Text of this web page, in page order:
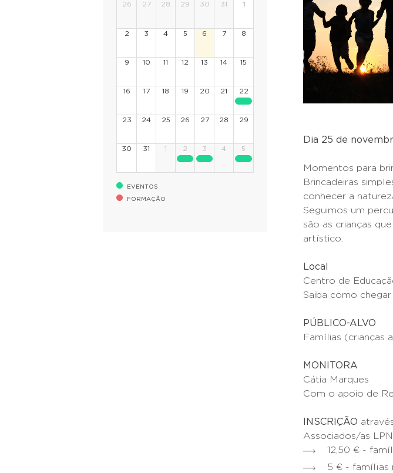
26 27 28 29 30 31 1
2 3 4 5 6 7 8
9 10 11 12 13 14 15
16 17 18 19 20 21 22
23 24 25 26 27 28 29
30 31 1 2 3 4 5
EVENTOS
FORMAÇÃO
Dia 25 de
Momentos para
Brincadeiras
conhecer a
Seguimos um
são as crianças
artístico.
Local
Centro de
Saiba como
PÚBLICO-ALVO
Famílias (crianças
MONITORA
Cátia Marques
Com o apoio de
INSCRIÇÃO
Associados/as
12,50 € -
5 € - famílias